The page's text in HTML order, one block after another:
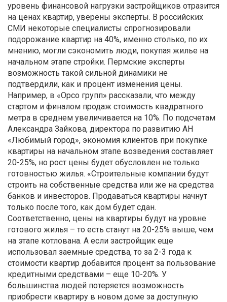
уровень финансовой нагрузки застройщиков отразится
на ценах квартир, уверены эксперты. В российских
СМИ некоторые специалисты спрогнозировали
подорожание квартир на 40%, именно столько, по их
мнению, могли сэкономить люди, покупая жилье на
начальном этапе стройки. Пермские эксперты
возможность такой сильной динамики не
подтвердили, как и процент изменения цены.
Например, в «Орсо групп» рассказали, что между
стартом и финалом продаж стоимость квадратного
метра в среднем увеличивается на 10%. По подсчетам
Александра Зайкова, директора по развитию АН
«Любимый город», экономия клиентов при покупке
квартиры на начальном этапе возведения составляет
20-25%, но рост цены будет обусловлен не только
готовностью жилья. «Строительные компании будут
строить на собственные средства или же на средства
банков и инвесторов. Продаваться квартиры начнут
только после того, как дом будет сдан.
Соответственно, цены на квартиры будут на уровне
готового жилья – то есть станут на 20-25% выше, чем
на этапе котлована. А если застройщик еще
использовал заемные средства, то за 2-3 года к
стоимости квартир добавится процент за пользование
кредитными средствами – еще 10-20%. У
большинства людей потеряется возможность
приобрести квартиру в новом доме за доступную